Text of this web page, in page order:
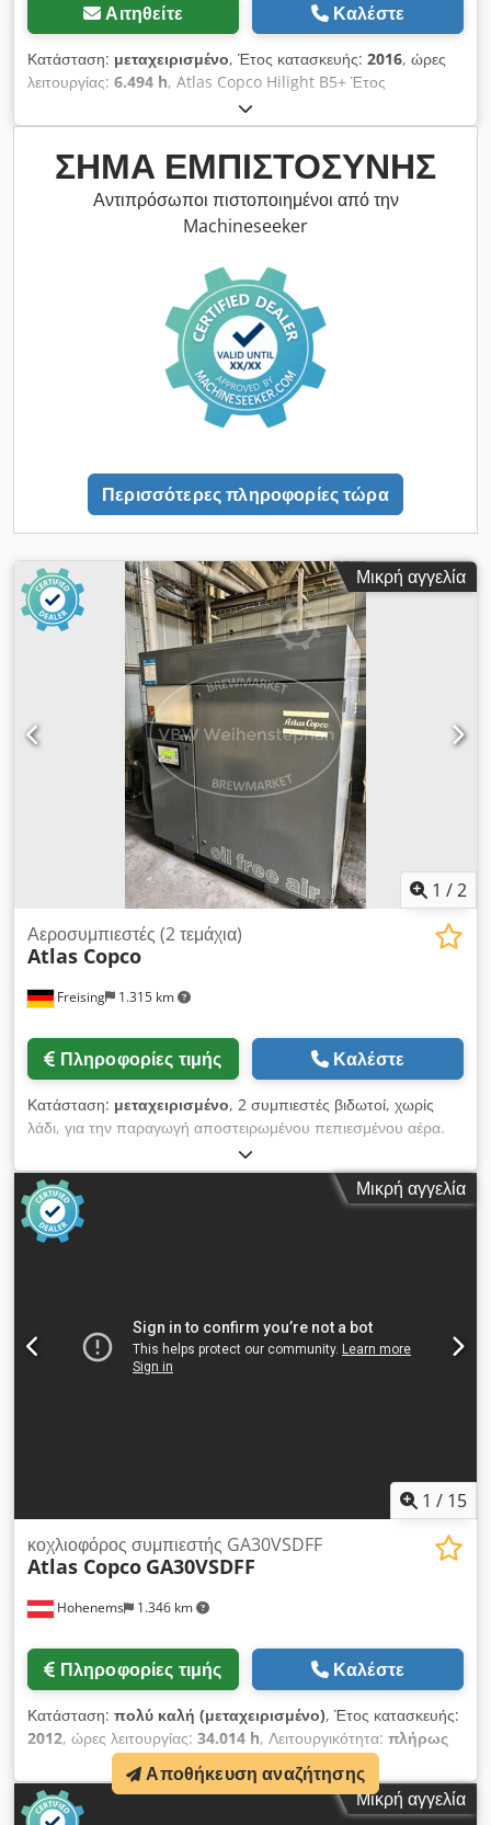
Αιτηθείτε Καλέστε
Κατάσταση: μεταχειρισμένο, Έτος κατασκευής: 2016, ώρες
λειτουργίας: 6.494 h, Atlas Copco Hilight B5+ Έτος
κατασκευής: 2016 Ώρες λειτουργίας: 6.494 ώρες LED
φωτισμός: 4 × 350 W Κάλυψη φωτισμού: έως 5.000 m²
Dkedpfsy R Atzex Am Dsr Βάρος: 981 kg
ΣΉΜΑ ΕΜΠΙΣΤΟΣΎΝΗΣ
Αντιπρόσωποι πιστοποιημένοι από την
Machineseeker
Περισσότερες πληροφορίες τώρα
Μικρή αγγελία
1 /2
Freising 1.315 km
Αεροσυμπιεστές (2 τεμάχια)
Atlas Copco
Πληροφορίες τιμής Καλέστε
Κατάσταση: μεταχειρισμένο, 2 συμπιεστές βιδωτοί, χωρίς
λάδι, για την παραγωγή αποστειρωμένου πεπιεσμένου αέρα.
Από αυτούς: - Συμπιεστής 1 (έτος κατασκευής 2006): με
ρυθμιζόμενη συχνότητα και ενσωματωμένο ξηραντήρα. -
Συμπιεστής 2 (έτος κατασκευής 1992): με διαδοχικό ξηραντήρα
απορρόφησης (Atlas Copco, 2003). Μηχάνημα
(συμπληρωματικές πληροφορίες): Παραγωγή πεπιεσμένου
συμπιεστή 2: 4,982 m3/λεπτό, με τελική υπερπίεση 8,0 bar.
Εξοπλισμός: 2 συμπιεστές βιδωτοί (εκ των οποίων ο ένας
συμπιεστής διαθέτει ενσωματωμένο ξηραντήρα και
Μικρή αγγελία
1 / 15
Hohenems 1.346 km
κοχλιοφόρος συμπιεστής GA30VSDFF
Atlas Copco GA30VSDFF
Πληροφορίες τιμής Καλέστε
Κατάσταση: πολύ καλή (μεταχειρισμένο), Έτος κατασκευής:
2012, ώρες λειτουργίας: 34.014 h, Λειτουργικότητα: πλήρως
λειτουργικό , Συστήμα συμπίεσης με κοχλιοειδή συμπιεστή,
μοντέλο Atlas Copco GA30VSDFF Ισχύς: 30 kW Πίεση: 12,80
bar Παροχή: 5,58 m3/min Dsdezkwfvopfx Am Dekr Έτος
Μικρή αγγελία
Αποθήκευση αναζήτησης